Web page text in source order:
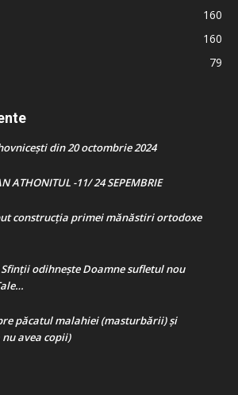
160
160
79
din 20 octombrie 2024
ATHONITUL -11/ 24 SEPEMBRIE
construcţia primei mănăstiri ortodoxe
Sfinții odihnește Doamne sufletul nou
păcatul malahiei (masturbării) şi
avea copii)